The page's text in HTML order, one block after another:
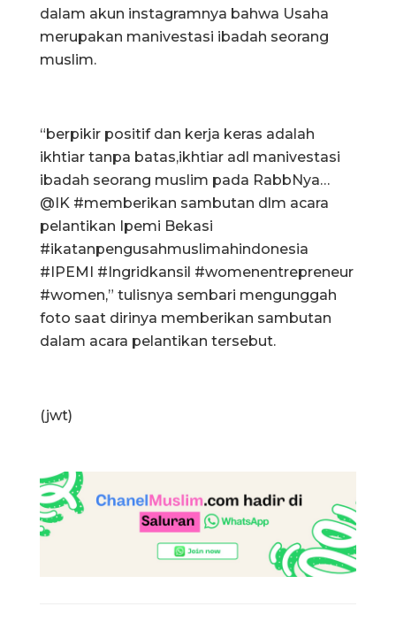
dalam akun instagramnya bahwa Usaha
merupakan manivestasi ibadah seorang
muslim.
“berpikir positif dan kerja keras adalah
ikhtiar tanpa batas,ikhtiar adl manivestasi
ibadah seorang muslim pada RabbNya…
@IK #memberikan sambutan dlm acara
pelantikan Ipemi Bekasi
#ikatanpengusahmuslimahindonesia
#IPEMI #Ingridkansil #womenentrepreneur
#women,” tulisnya sembari mengunggah
foto saat dirinya memberikan sambutan
dalam acara pelantikan tersebut.
(jwt)